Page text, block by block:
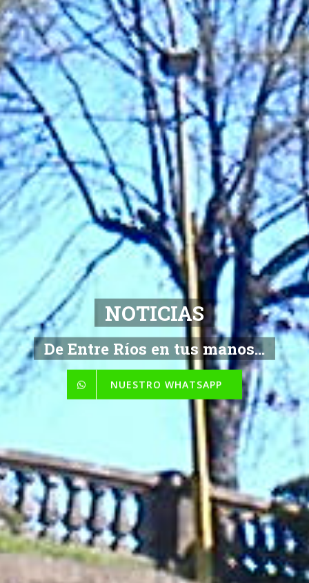
NOTICIAS
De Entre Ríos en tus manos...
NUESTRO WHATSAPP